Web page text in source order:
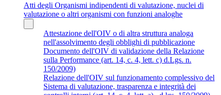
Atti degli Organismi indipendenti di valutazione, nuclei di
valutazione o altri organismi con funzioni analoghe
Attestazione dell'OIV o di altra struttura analoga
nell'assolvimento degli obblighi di pubblicazione
Documento dell'OIV di validazione della Relazione
sulla Performance (art. 14, c. 4, lett. c) d.Lgs. n.
150/2009)
Relazione dell'OIV sul funzionamento complessivo del
Sistema di valutazione, trasparenza e integrità dei